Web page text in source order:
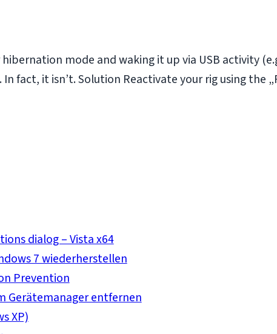
mode and waking it up via USB activity
fact, it isn’t. Solution Reactivate your rig using the
dialog – Vista x64
7 wiederherstellen
Prevention
Gerätemanager entfernen
XP)